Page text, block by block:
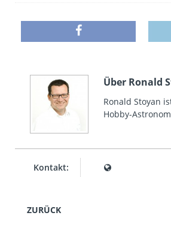
Über Ronald
Ronald Stoyan
Hobby-
Kontakt:
ZURÜCK